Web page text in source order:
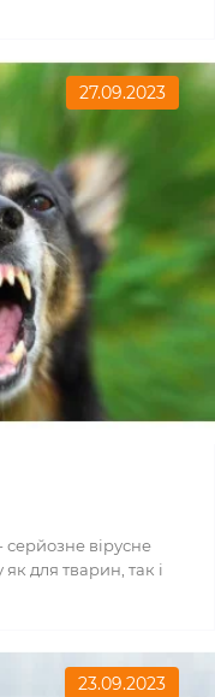
27.09.2023
вірусне
для тварин, так і
23.09.2023